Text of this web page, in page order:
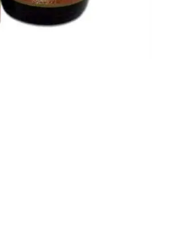
Kalamar Kemiği ve Gaga
Taşları